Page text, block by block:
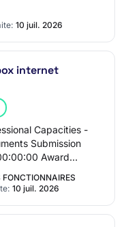
10 juil. 2026
internet
Capacities -
Submission
Award
Sect…
FONCTIONNAIRES
10 juil. 2026